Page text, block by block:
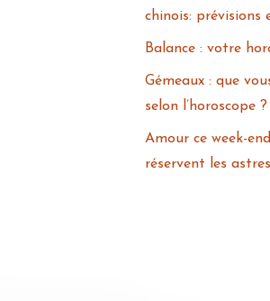
chinois: prévisions
Balance : votre
Gémeaux : que
selon l’horoscope ?
Amour ce week-
réservent les